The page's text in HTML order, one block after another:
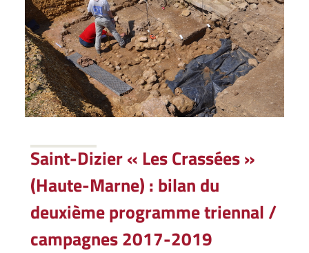
Saint-Dizier « Les Crassées »
(Haute-Marne) : bilan du
deuxième programme triennal /
campagnes 2017-2019